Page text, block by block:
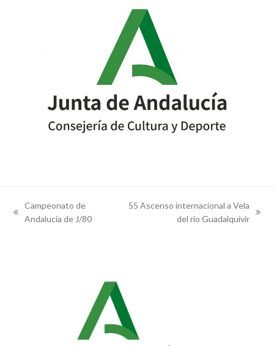
previous
Campeonato de
Andalucía de J/80
55 Ascenso internacional a Vela
del río Guadalquivir